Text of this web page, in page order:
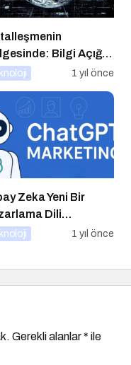
Bilgi Açığı
mu?
1 yıl önce
Zeka Yeni Bir
Dili
1 yıl önce
Gerekli alanlar* ile